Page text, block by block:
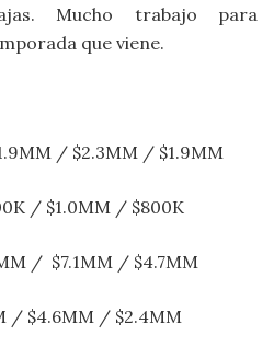
Mucho trabajo para
que viene.
/ $2.3MM / $1.9MM
/ $1.0MM / $800K
/ $7.1MM / $4.7MM
/ $4.6MM / $2.4MM